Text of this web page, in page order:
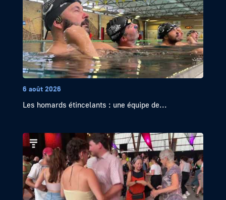
6 août 2026
Les homards étincelants : une équipe de...